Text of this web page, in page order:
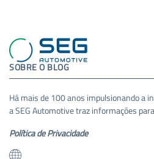
SOBRE O BLOG
Há mais de 100 anos impulsionando a
a SEG Automotive traz informações
Política de Privacidade